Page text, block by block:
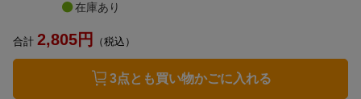
在庫あり
合計 2,805円 （税込）
3点とも買い物かごに入れる